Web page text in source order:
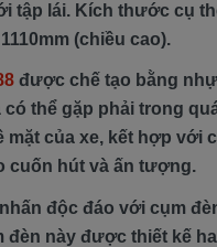
tập lái. Kích thước cụ
(chiều cao).
được chế tạo bằng
thể gặp phải trong
của xe, kết hợp với
cuốn hút và ấn tượng.
độc đáo với cụm
này được thiết kế